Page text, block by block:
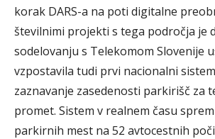
korak DARS-a na poti digitalne
številnimi projekti s tega področja je
sodelovanju s Telekomom Slovenije
vzpostavila tudi prvi nacionalni
zaznavanje zasedenosti parkirišč za
promet. Sistem v realnem času
parkirnih mest na 52 avtocestnih